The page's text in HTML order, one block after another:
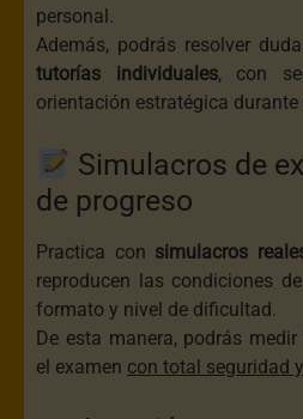
personal.
Además, podrás resolver
tutorías individuales, con
orientación estratégica
Simulacros de
de progreso
Practica con simulacros
reproducen las condiciones
formato y nivel de dificultad.
De esta manera, podrás
el examen con total seguridad